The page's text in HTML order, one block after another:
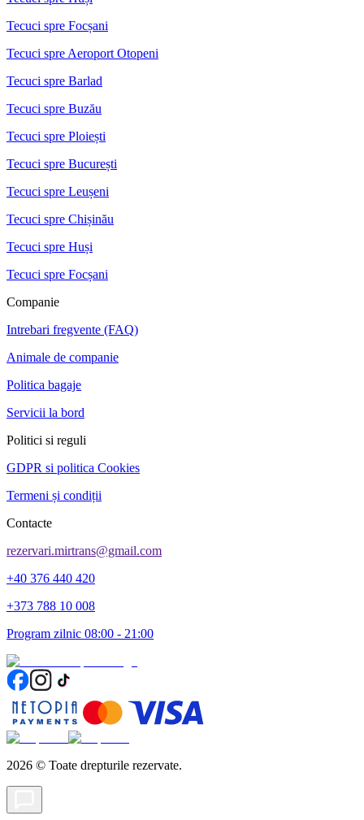
Tecuci spre Focșani
Tecuci spre Aeroport Otopeni
Tecuci spre Barlad
Tecuci spre Buzău
Tecuci spre Ploiești
Tecuci spre București
Tecuci spre Leușeni
Tecuci spre Chișinău
Tecuci spre Huși
Tecuci spre Focșani
Companie
Intrebari fregvente (FAQ)
Animale de companie
Politica bagaje
Servicii la bord
Politici si reguli
GDPR si politica Cookies
Termeni și condiții
Contacte
rezervari.mirtrans@gmail.com
+40 376 440 420
+373 788 10 008
Program zilnic 08:00 - 21:00
2026 © Toate drepturile rezervate.